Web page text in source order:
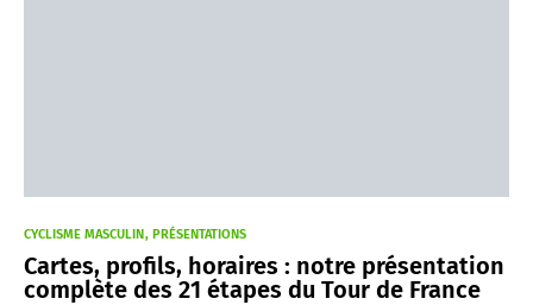
CYCLISME MASCULIN PRÉSENTATIONS
Cartes, profils, horaires : notre présentation
complète des 21 étapes du Tour de France